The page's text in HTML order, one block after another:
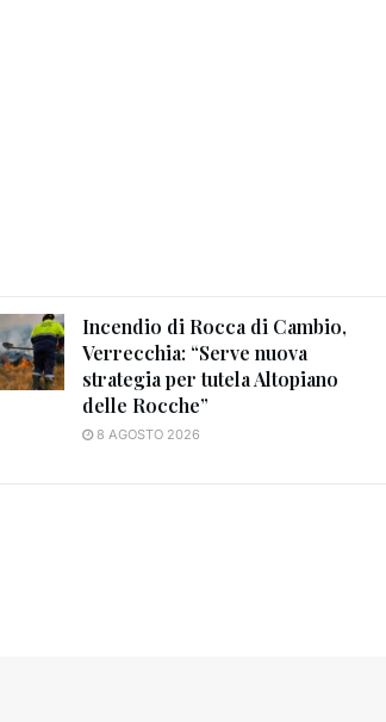
Incendio di Rocca di Cambio,
Verrecchia: “Serve nuova
strategia per tutela Altopiano
delle Rocche”
8 AGOSTO 2026